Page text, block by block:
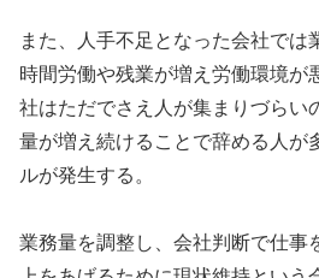
また、人手不足となった会社では
時間労働や残業が増え労働環境が
社はただでさえ人が集まりづらい
量が増え続けることで辞める人
ルが発生する。
業務量を調整し、会社判断で仕事